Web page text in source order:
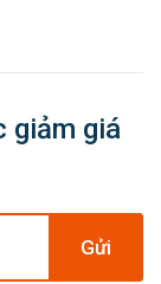
giảm giá
Gửi